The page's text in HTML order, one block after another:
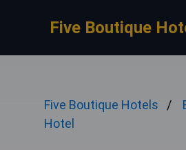
Five Boutique
Five Boutique Hotels
Hotel